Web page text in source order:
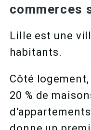
commerces
Lille est une
habitants.
Côté
20 % de